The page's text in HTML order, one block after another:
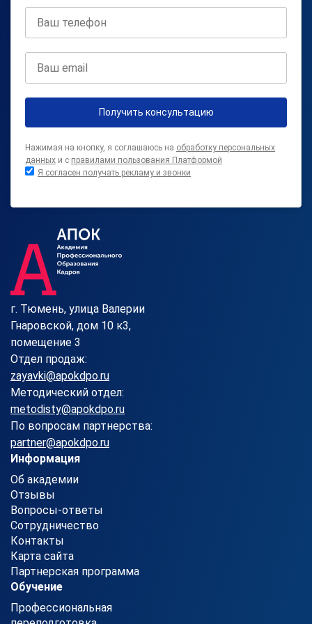
Получить консультацию
Нажимая на кнопку, я соглашаюсь на обработку персональных
данных и с правилами пользования Платформой
Я согласен получать рекламу и звонки
г. Тюмень, улица Валерии
Гнаровской, дом 10 к3,
помещение 3
Отдел продаж:
zayavki@apokdpo.ru
Методический отдел:
metodisty@apokdpo.ru
По вопросам партнерства:
partner@apokdpo.ru
Информация
Об академии
Отзывы
Вопросы-ответы
Сотрудничество
Контакты
Карта сайта
Партнерская программа
Обучение
Профессиональная